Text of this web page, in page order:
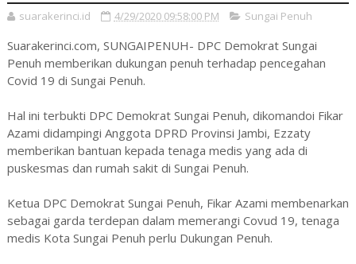
suarakerinci.id 4/29/2020 09:58:00 PM Sungai Penuh
Suarakerinci.com, SUNGAIPENUH- DPC Demokrat Sungai
Penuh memberikan dukungan penuh terhadap pencegahan
Covid 19 di Sungai Penuh.
Hal ini terbukti DPC Demokrat Sungai Penuh, dikomandoi Fikar
Azami didampingi Anggota DPRD Provinsi Jambi, Ezzaty
memberikan bantuan kepada tenaga medis yang ada di
puskesmas dan rumah sakit di Sungai Penuh.
Ketua DPC Demokrat Sungai Penuh, Fikar Azami membenarkan
sebagai garda terdepan dalam memerangi Covud 19, tenaga
medis Kota Sungai Penuh perlu Dukungan Penuh.